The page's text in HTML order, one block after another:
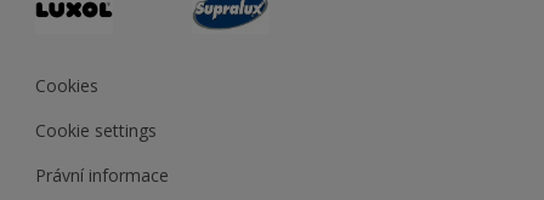
Cookies
Cookie settings
Právní informace